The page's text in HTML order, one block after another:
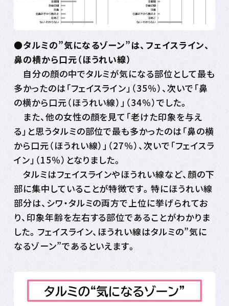
●タルミの”気になるゾーン”は、フェイスライン、
鼻の横から口元（ほうれい線）
自分の顔の中でタルミが気になる部位として最も
多かったのは「フェイスライン」（35％）、次いで「鼻
の横から口元（ほうれい線）」（34％）でした。
また、他の女性の顔を見て「老けた印象を与え
る」と思うタルミの部位で最も多かったのは「鼻の横
から口元（ほうれい線）」（27％）、次いで「フェイスラ
イン」（15％）となりました。
タルミはフェイスラインやほうれい線など、顔の下
部に集中していることが特徴です。特にほうれい線
部分は、シワ・タルミの両方で上位に挙げられてお
り、印象年齢を左右する部位であることがわかりま
した。フェイスライン、ほうれい線はタルミの”気に
なるゾーン”であるといえます。